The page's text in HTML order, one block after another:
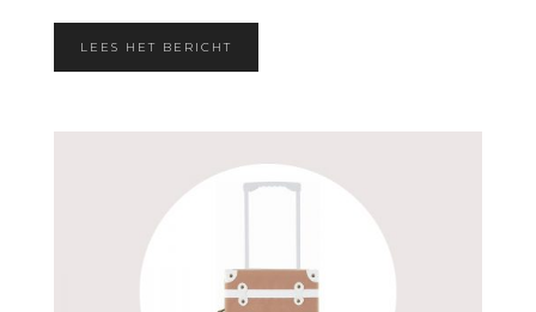
LEES HET BERICHT